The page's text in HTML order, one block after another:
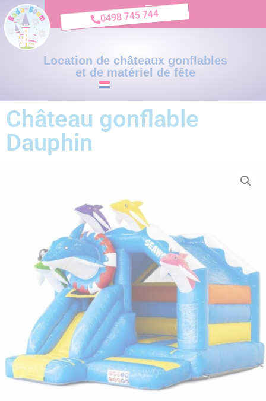
Location de châteaux gonflables
et de matériel de fête
0498 745 744
Château gonflable
Dauphin